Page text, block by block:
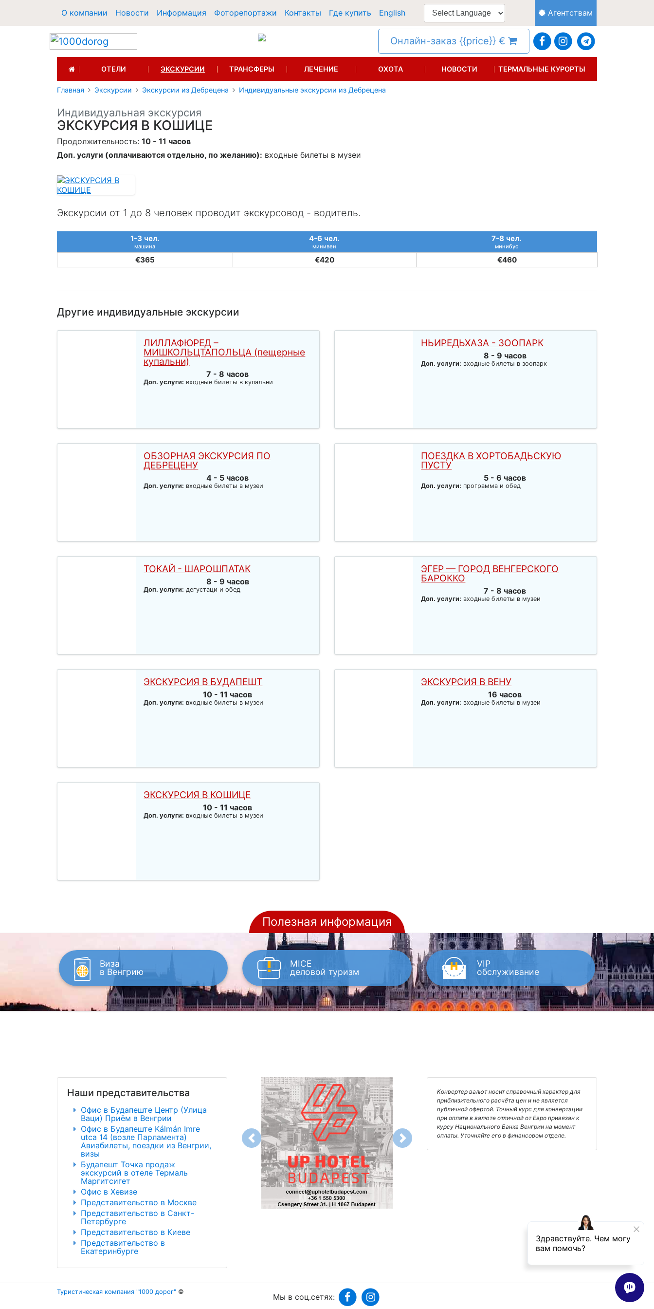
О компании Новости Информация Фоторепортажи Контакты Где купить English Агентствам
Онлайн-заказ {{price}} €
(CURRENT)ОТЕЛИ ЭКСКУРСИИ ТРАНСФЕРЫ ЛЕЧЕНИЕ ОХОТА НОВОСТИ ТЕРМАЛЬНЫЕ КУРОРТЫ
Главная Экскурсии Экскурсии из Дебрецена Индивидуальные экскурсии из Дебрецена
Индивидуальная экскурсия
ЭКСКУРСИЯ В КОШИЦЕ
Продолжительность: 10 - 11 часов
Доп. услуги (оплачиваются отдельно, по желанию): входные билеты в музеи
Экскурсии от 1 до 8 человек проводит экскурсовод - водитель.
1-3 чел.
машина
4-6 чел.
минивен
7-8 чел.
минибус
€365 €420 €460
Другие индивидуальные экскурсии
ЛИЛЛАФЮРЕД –
МИШКОЛЬЦТАПОЛЬЦА (пещерные
купальни)
7 - 8 часов
Доп. услуги: входные билеты в купальни
НЬИРЕДЬХАЗА - ЗООПАРК
8 - 9 часов
Доп. услуги: входные билеты в зоопарк
ОБЗОРНАЯ ЭКСКУРСИЯ ПО
ДЕБРЕЦЕНУ
4 - 5 часов
Доп. услуги: входные билеты в музеи
ПОЕЗДКА В ХОРТОБАДЬСКУЮ
ПУСТУ
5 - 6 часов
Доп. услуги: программа и обед
ТОКАЙ - ШАРОШПАТАК
8 - 9 часов
Доп. услуги: дегустаци и обед
ЭГЕР — ГОРОД ВЕНГЕРСКОГО
БАРОККО
7 - 8 часов
Доп. услуги: входные билеты в музеи
ЭКСКУРСИЯ В БУДАПЕШТ
10 - 11 часов
Доп. услуги: входные билеты в музеи
ЭКСКУРСИЯ В ВЕНУ
16 часов
Доп. услуги: входные билеты в музеи
ЭКСКУРСИЯ В КОШИЦЕ
10 - 11 часов
Доп. услуги: входные билеты в музеи
Полезная информация
Виза
в Венгрию
MICE
деловой туризм
VIP
обслуживание
Наши представительства
Офис в Будапеште Центр (Улица
Ваци) Приём в Венгрии
Офис в Будапеште Kálmán Imre
utca 14 (возле Парламента)
Авиабилеты, поездки из Венгрии,
визы
Будапешт Точка продаж
экскурсий в отеле Термаль
Маргитсигет
Офис в Хевизе
Представительство в Москве
Представительство в Санкт-
Петербурге
Представительство в Киеве
Представительство в
Екатеринбурге
Previous Next
Конвертер валют носит справочный характер для
приблизительного расчёта цен и не является
публичной офертой. Точный курс для конвертации
при оплате в валюте отличной от Евро привязан к
курсу Национального Банка Венгрии на момент
оплаты. Уточняйте его в финансовом отделе.
Туристическая компания "1000 дорог" ©
Мы в соц.сетях: